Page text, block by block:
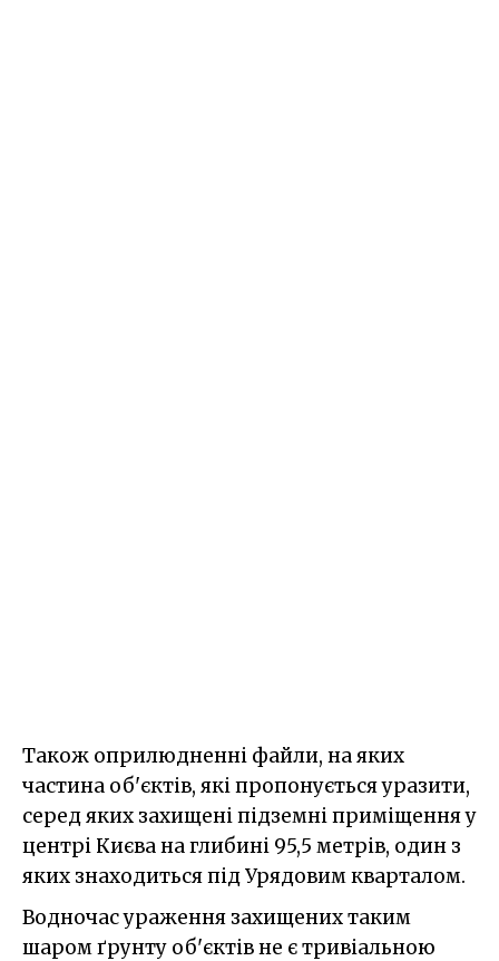
Також оприлюдненні файли, на яких
частина об'єктів, які пропонується уразити,
серед яких захищені підземні приміщення у
центрі Києва на глибині 95,5 метрів, один з
яких знаходиться під Урядовим кварталом.
Водночас ураження захищених таким
шаром ґрунту об'єктів не є тривіальною